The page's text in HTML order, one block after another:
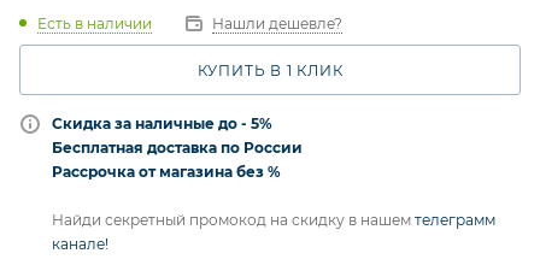
Есть в наличии Нашли дешевле?
КУПИТЬ В 1 КЛИК
Скидка за наличные до - 5%
Бесплатная доставка по России
Рассрочка от магазина без %
Найди секретный промокод на скидку в нашем телеграмм
канале!